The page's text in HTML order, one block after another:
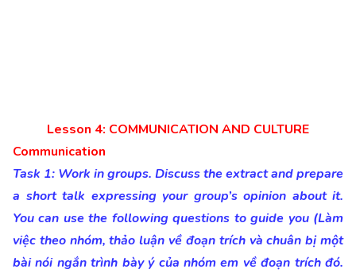
Lesson 4: COMMUNICATION AND CULTURE
Communication
Task 1: Work in groups. Discuss the extract and prepare
a short talk expressing your group’s opinion about it.
You can use the following questions to guide you (Làm
việc theo nhóm, thảo luận về đoạn trích và chuân bị một
bài nói ngắn trình bày ý của nhóm em về đoạn trích đó.